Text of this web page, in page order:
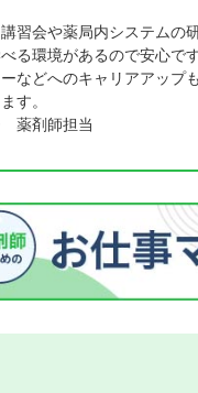
習会や薬局内システムの
る環境があるので安心で
などへのキャリアアップ
す。
薬剤師担当